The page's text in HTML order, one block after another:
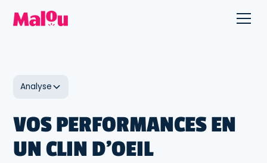
Analyse
VOS PERFORMANCES EN
UN CLIN D'OEIL